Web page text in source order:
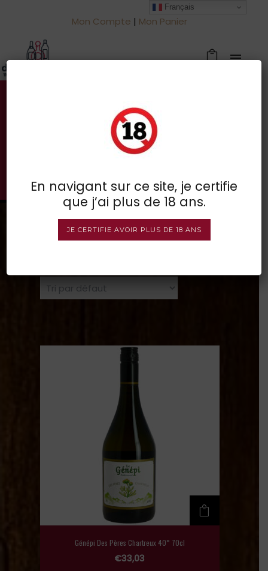
Mon Compte | Mon Panier
Votre spécialiste des vins à
BOUTIQUE EN LIGNE
Génépi Des Pères Chartreux 40° 70cl
€33,03
Français
En navigant sur ce site, je certifie
que j’ai plus de 18 ans.
JE CERTIFIE AVOIR PLUS DE 18 ANS